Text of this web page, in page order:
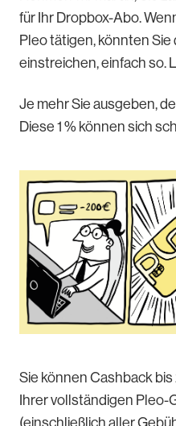
für Ihr Dropbox-Abo.
Pleo tätigen, könnten Sie
einstreichen, einfach so.
Je mehr Sie ausgeben,
Diese 1 % können sich
Sie können Cashback
Ihrer vollständigen Pleo-